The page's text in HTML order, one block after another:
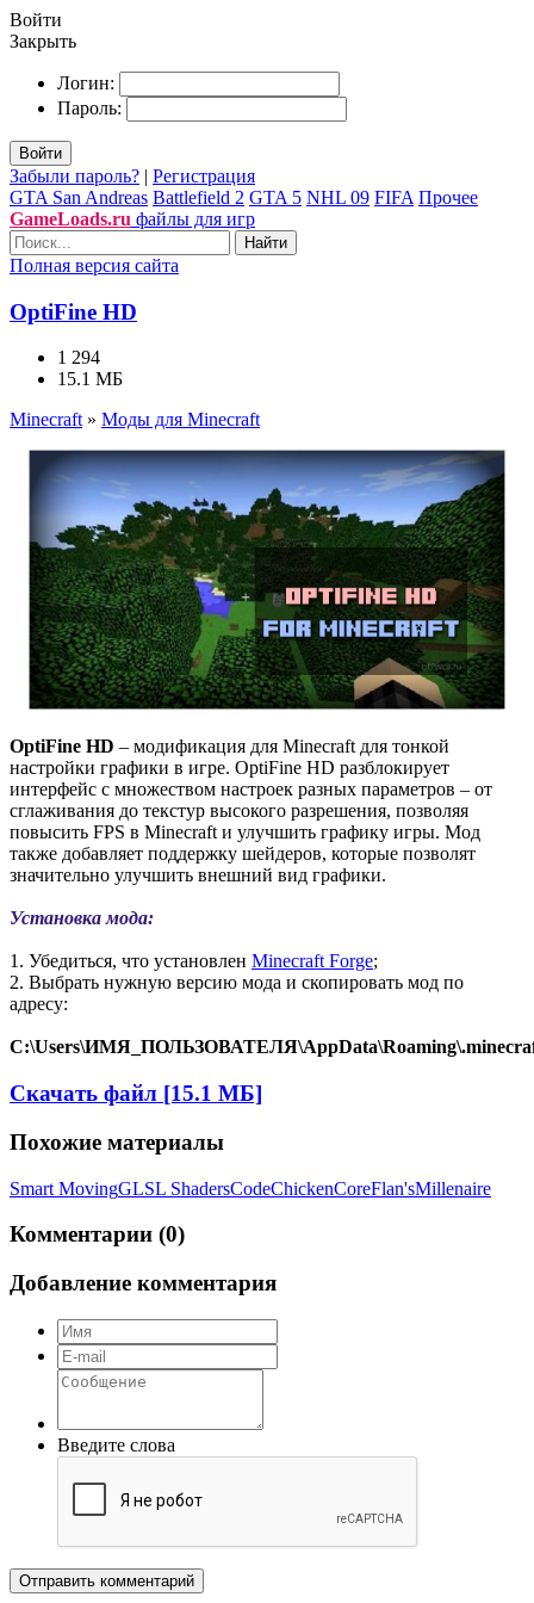
Войти
Закрыть
Логин:
Пароль:
Войти
Забыли пароль? | Регистрация
GTA San Andreas Battlefield 2 GTA 5 NHL 09 FIFA Прочее
GameLoads.ru файлы для игр
Найти
Полная версия сайта
OptiFine HD
1 294
15.1 МБ
Minecraft» Моды для Minecraft
OptiFine HD – модификация для Minecraft для тонкой
настройки графики в игре. OptiFine HD разблокирует
интерфейс с множеством настроек разных параметров – от
сглаживания до текстур высокого разрешения, позволяя
повысить FPS в Minecraft и улучшить графику игры. Мод
также добавляет поддержку шейдеров, которые позволят
значительно улучшить внешний вид графики.
Установка мода:
1. Убедиться, что установлен Minecraft Forge;
2. Выбрать нужную версию мода и скопировать мод по
адресу:
Скачать файл [15.1 МБ]
Похожие материалы
Smart MovingGLSL ShadersCodeChickenCoreFlan'sMillenaire
Комментарии (0)
Добавление комментария
Введите слова
Отправить комментарий